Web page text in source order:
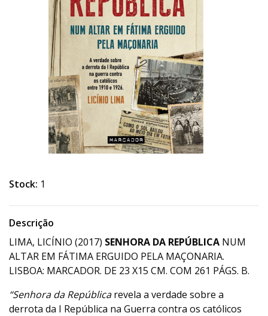
Stock: 1
Descrição
LIMA, LICÍNIO (2017) SENHORA DA REPÚBLICA NUM
ALTAR EM FÁTIMA ERGUIDO PELA MAÇONARIA.
LISBOA: MARCADOR. DE 23 X15 CM. COM 261 PÁGS. B.
“Senhora da Repúblicarevela a verdade sobre a
derrota da I República na Guerra contra os católicos